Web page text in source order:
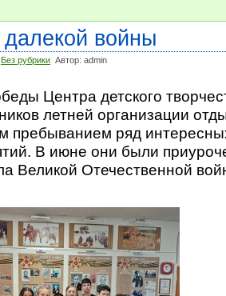
войны
Без рубрики Автор: admin
Центра детского
летней организации
пребыванием ряд
В июне они были
Великой Отечественной